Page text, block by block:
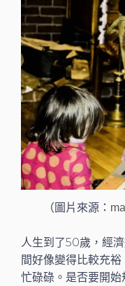
（圖片來源：
人生到了50歲，經
間好像變得比較充
忙碌碌。是否要開